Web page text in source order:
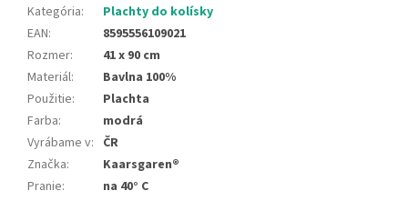
Kategória:
Plachty do kolísky
EAN:
8595556109021
Rozmer:
41 x 90 cm
Materiál:
Bavlna 100%
Použitie:
Plachta
Farba:
modrá
Vyrábame v: ČR
Značka:
Kaarsgaren®
Pranie: na 40° C